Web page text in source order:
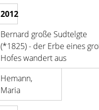
2012
Bernard große Sudtelgte
(*1825) - der Erbe eines
Hofes wandert aus
Hemann,
Maria